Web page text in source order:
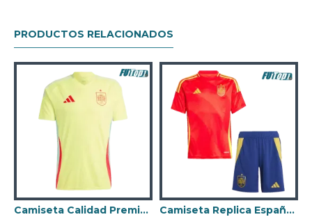
PRODUCTOS RELACIONADOS
Camiseta Calidad Premium España Segunda Equipación 2024
Camiseta Replica España Local Primera Equipación 2024 Niño